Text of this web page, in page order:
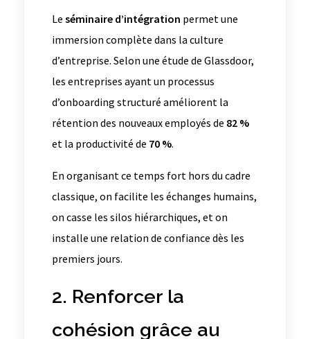
Le séminaire d’intégration permet une
immersion complète dans la culture
d’entreprise. Selon une étude de Glassdoor,
les entreprises ayant un processus
d’onboarding structuré améliorent la
rétention des nouveaux employés de 82 %
et la productivité de 70 %.
En organisant ce temps fort hors du cadre
classique, on facilite les échanges humains,
on casse les silos hiérarchiques, et on
installe une relation de confiance dès les
premiers jours.
2. Renforcer la
cohésion grâce au